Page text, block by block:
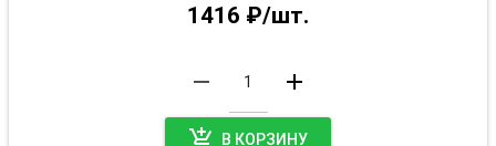
1416 ₽/шт.
remove add
add_shopping_cart В КОРЗИНУ